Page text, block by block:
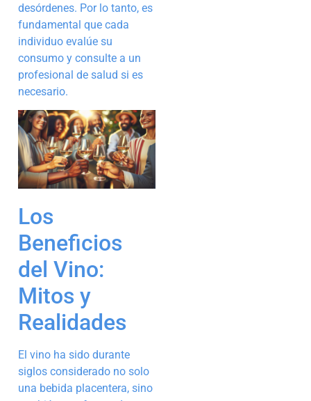
desórdenes. Por lo tanto, es
fundamental que cada
individuo evalúe su
consumo y consulte a un
profesional de salud si es
necesario.
Los
Beneficios
del Vino:
Mitos y
Realidades
El vino ha sido durante
siglos considerado no solo
una bebida placentera, sino